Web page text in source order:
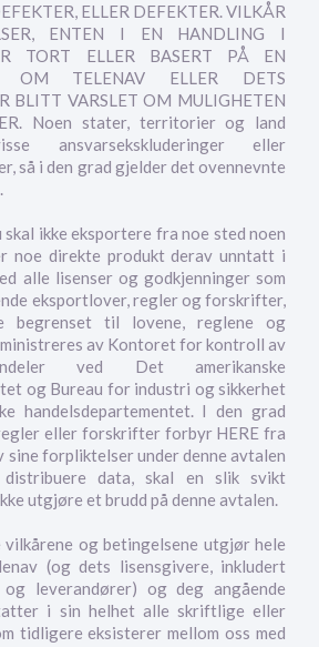
ELLER DEFEKTER. VILKÅR
ENTEN I EN HANDLING I
TORT ELLER BASERT PÅ EN
OM TELENAV ELLER DETS
BLITT VARSLET OM MULIGHETEN
Noen stater, territorier og land
ansvarsekskluderinger eller
så i den grad gjelder det ovennevnte
ikke eksportere fra noe sted noen
noe direkte produkt derav unntatt i
alle lisenser og godkjenninger som
eksportlover, regler og forskrifter,
begrenset til lovene, reglene og
av Kontoret for kontroll av
ved Det amerikanske
og Bureau for industri og sikkerhet
handelsdepartementet. I den grad
eller forskrifter forbyr HERE fra
sine forpliktelser under denne avtalen
data, skal en slik svikt
utgjøre et brudd på denne avtalen.
vilkårene og betingelsene utgjør hele
(og dets lisensgivere, inkludert
leverandører) og deg angående
i sin helhet alle skriftlige eller
tidligere eksisterer mellom oss med